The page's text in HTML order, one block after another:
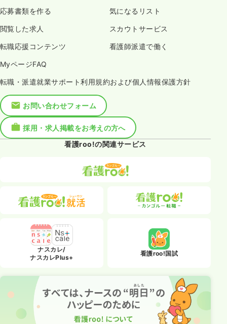
応募書類を作る 気になるリスト
閲覧した求人 スカウトサービス
転職応援コンテンツ 看護師派遣で働く
MyページFAQ
転職・派遣就業サポート利用規約および個人情報保護方針
お問い合わせフォーム
採用・求人掲載をお考えの方へ
看護roo!の関連サービス
ナスカレ/
ナスカレPlus+
看護roo!国試